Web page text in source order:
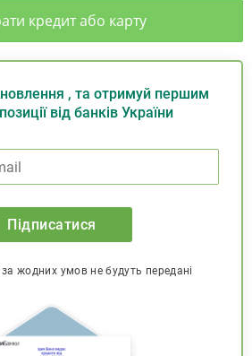
кредит або карту
, та отримуй першим
від банків України
Підписатися
за жодних умов не будуть передані